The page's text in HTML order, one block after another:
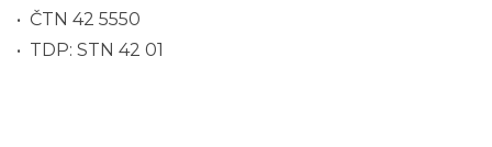
• ČTN 42 5550
• TDP: STN 42 01